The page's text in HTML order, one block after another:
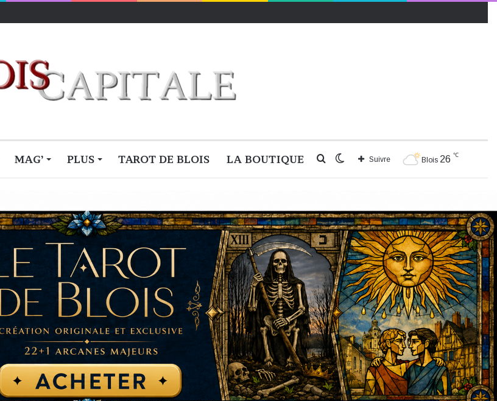
MAG’ PLUS TAROT DE BLOIS LA BOUTIQUE Blois 26 ℃
Suivre
Switch
Rechercher